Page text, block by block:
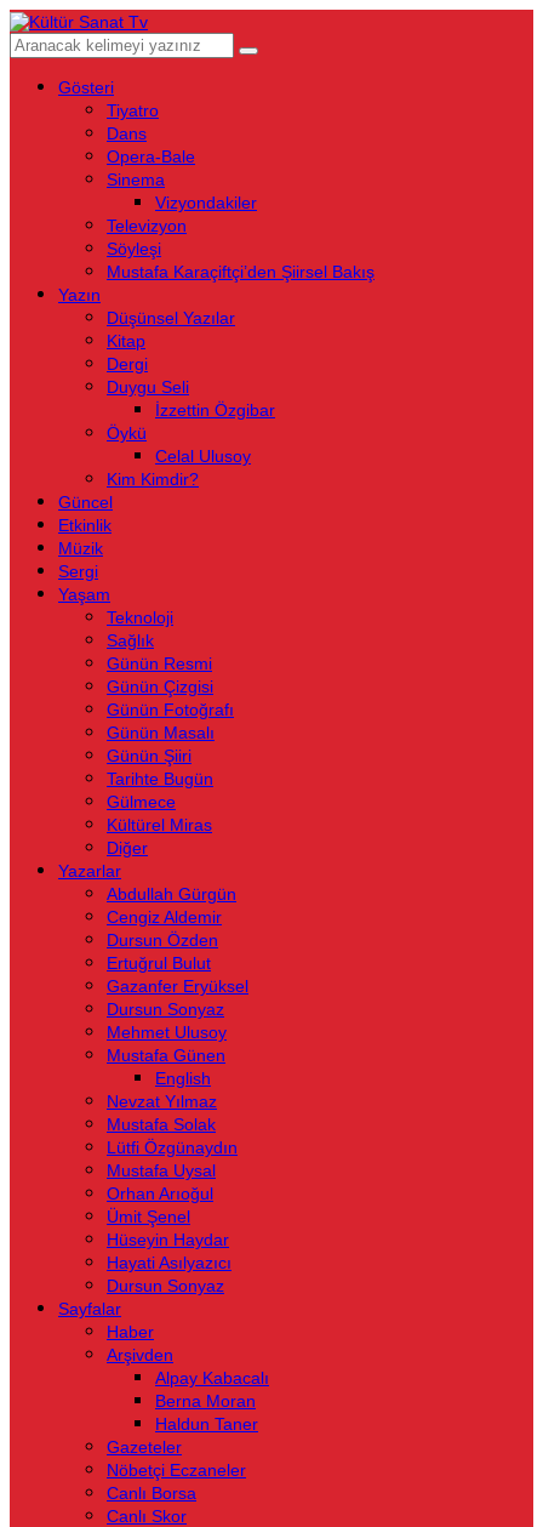
Gösteri
Tiyatro
Dans
Opera-Bale
Sinema
Vizyondakiler
Televizyon
Söyleşi
Mustafa Karaçiftçi’den Şiirsel Bakış
Yazın
Düşünsel Yazılar
Kitap
Dergi
Duygu Seli
İzzettin Özgibar
Öykü
Celal Ulusoy
Kim Kimdir?
Güncel
Etkinlik
Müzik
Sergi
Yaşam
Teknoloji
Sağlık
Günün Resmi
Günün Çizgisi
Günün Fotoğrafı
Günün Masalı
Günün Şiiri
Tarihte Bugün
Gülmece
Kültürel Miras
Diğer
Yazarlar
Abdullah Gürgün
Cengiz Aldemir
Dursun Özden
Ertuğrul Bulut
Gazanfer Eryüksel
Dursun Sonyaz
Mehmet Ulusoy
Mustafa Günen
English
Nevzat Yılmaz
Mustafa Solak
Lütfi Özgünaydın
Mustafa Uysal
Orhan Arıoğul
Ümit Şenel
Hüseyin Haydar
Hayati Asılyazıcı
Dursun Sonyaz
Sayfalar
Haber
Arşivden
Alpay Kabacalı
Berna Moran
Haldun Taner
Gazeteler
Nöbetçi Eczaneler
Canlı Borsa
Canlı Skor